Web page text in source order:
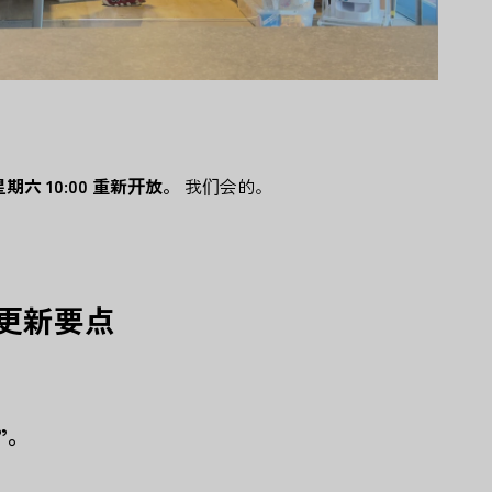
六 10:00 重新开放。 我们会的。
新要点